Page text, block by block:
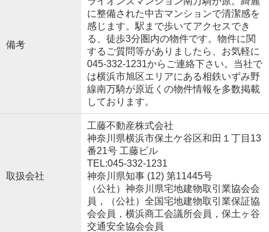
備考
に整備された中古マンションで清潔感を
感じます。駅まで歩いてアクセスでき
る、徒歩3分圏内の物件です。物件に関
するご質問等がありましたら、お気軽に
045-332-1231からご連絡下さい。当社で
は横浜市旭区エリアにある相鉄いずみ野
線南万騎が原近くの物件情報を多数掲載
しております。
取扱会社
工藤不動産株式会社
神奈川県横浜市保土ケ谷区和田１丁目13
番21号 工藤ビル
TEL:045-332-1231
神奈川県知事 (12) 第11445号
（公社）神奈川県宅地建物取引業協会会
員，（公社）全国宅地建物取引業保証協
会会員，横浜商工会議所会員，保土ヶ谷
交通安全協会会員